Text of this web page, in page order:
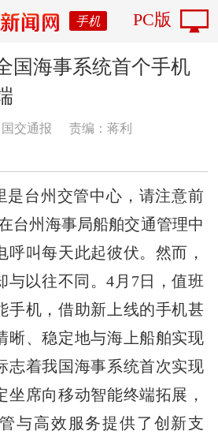
手机 PC版
国海事系统首个手机
交通报
责编：蒋利
是台州交管中心，请注意前
州海事局船舶交通管理中
呼叫每天此起彼伏。然而，
与以往不同。4月7日，值班
手机，借助新上线的手机甚
晰、稳定地与海上船舶实现
志着我国海事系统首次实现
坐席向移动智能终端拓展，
与高效服务提供了创新支